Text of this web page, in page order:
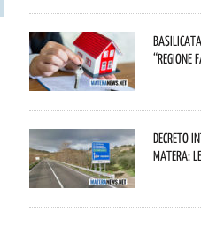
“Regione
Decreto
Matera: